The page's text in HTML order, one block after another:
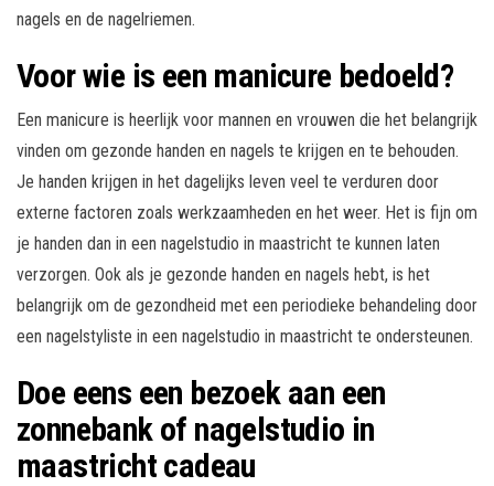
nagels en de nagelriemen.
Voor wie is een manicure bedoeld?
Een manicure is heerlijk voor mannen en vrouwen die het belangrijk
vinden om gezonde handen en nagels te krijgen en te behouden.
Je handen krijgen in het dagelijks leven veel te verduren door
externe factoren zoals werkzaamheden en het weer. Het is fijn om
je handen dan in een nagelstudio in maastricht te kunnen laten
verzorgen. Ook als je gezonde handen en nagels hebt, is het
belangrijk om de gezondheid met een periodieke behandeling door
een nagelstyliste in een nagelstudio in maastricht te ondersteunen.
Doe eens een bezoek aan een
zonnebank of nagelstudio in
maastricht cadeau